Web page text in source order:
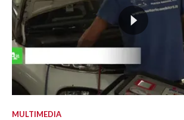
MULTIMEDIA